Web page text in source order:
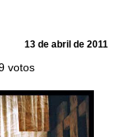
13 de abril de 2011
votos